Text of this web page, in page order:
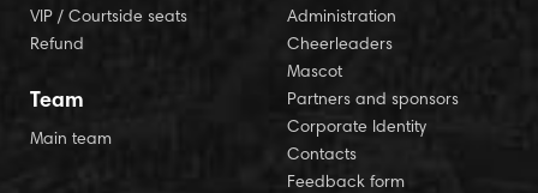
VIP / Courtside seats
Refund
Team
Main team
Administration
Cheerleaders
Mascot
Partners and sponsors
Corporate Identity
Contacts
Feedback form